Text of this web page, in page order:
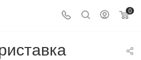
0